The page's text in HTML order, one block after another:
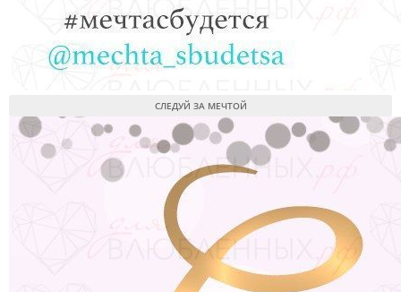
СЛЕДУЙ ЗА МЕЧТОЙ